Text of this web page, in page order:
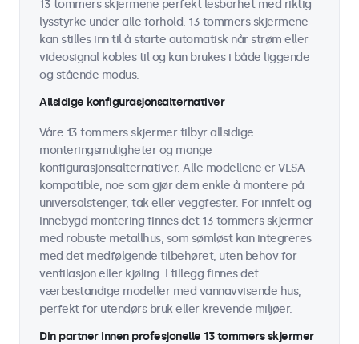
13 tommers skjermene perfekt lesbarhet med riktig
lysstyrke under alle forhold. 13 tommers skjermene
kan stilles inn til å starte automatisk når strøm eller
videosignal kobles til og kan brukes i både liggende
og stående modus.
Allsidige konfigurasjonsalternativer
Våre 13 tommers skjermer tilbyr allsidige
monteringsmuligheter og mange
konfigurasjonsalternativer. Alle modellene er VESA-
kompatible, noe som gjør dem enkle å montere på
universalstenger, tak eller veggfester. For innfelt og
innebygd montering finnes det 13 tommers skjermer
med robuste metallhus, som sømløst kan integreres
med det medfølgende tilbehøret, uten behov for
ventilasjon eller kjøling. I tillegg finnes det
værbestandige modeller med vannavvisende hus,
perfekt for utendørs bruk eller krevende miljøer.
Din partner innen profesjonelle 13 tommers skjermer